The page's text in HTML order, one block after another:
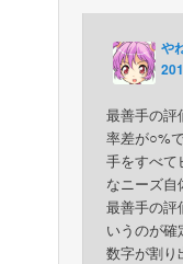
や
最善手の評
率差が○%
手をすべて
なニーズ
最善手の評
いうのが確
数字が割り